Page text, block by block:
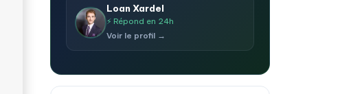
Loan Xardel
⚡ Répond en 24h
Voir le profil →